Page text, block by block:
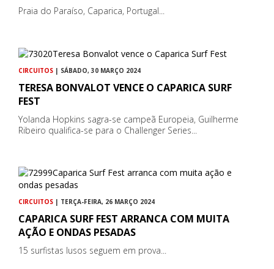
Praia do Paraíso, Caparica, Portugal...
CIRCUITOS | SÁBADO, 30 MARÇO 2024
TERESA BONVALOT VENCE O CAPARICA SURF
FEST
Yolanda Hopkins sagra-se campeã Europeia, Guilherme
Ribeiro qualifica-se para o Challenger Series...
CIRCUITOS | TERÇA-FEIRA, 26 MARÇO 2024
CAPARICA SURF FEST ARRANCA COM MUITA
AÇÃO E ONDAS PESADAS
15 surfistas lusos seguem em prova...